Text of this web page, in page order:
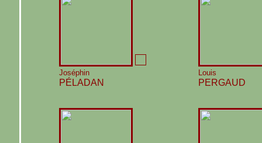
Joséphin
PÉLADAN
Louis
PERGAUD